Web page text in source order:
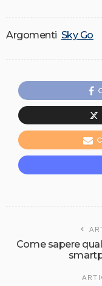
Argomenti Sky Go
Come sapere